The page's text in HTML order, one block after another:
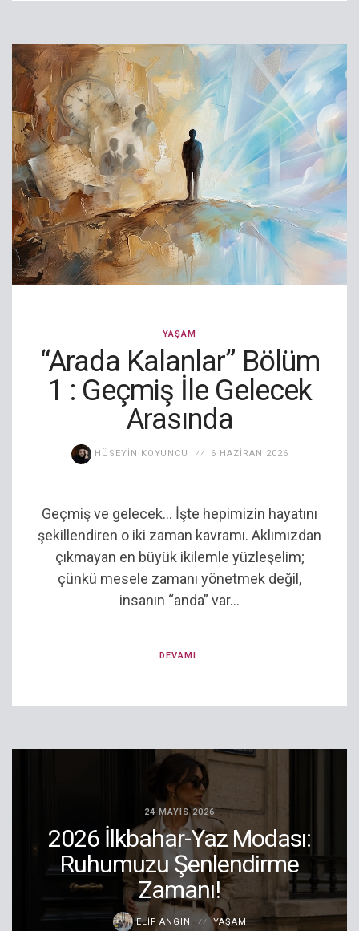
YAŞAM
“Arada Kalanlar” Bölüm
1 : Geçmiş İle Gelecek
Arasında
HÜSEYIN KOYUNCU 6 HAZIRAN 2026
Geçmiş ve gelecek… İşte hepimizin hayatını
şekillendiren o iki zaman kavramı. Aklımızdan
çıkmayan en büyük ikilemle yüzleşelim;
çünkü mesele zamanı yönetmek değil,
insanın “anda” var...
DEVAMI
24 MAYIS 2026
2026 İlkbahar-Yaz Modası:
Ruhumuzu Şenlendirme
Zamanı!
ELIF ANGIN YAŞAM